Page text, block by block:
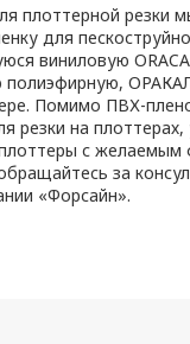
плоттерной резки
для
виниловую
полиэфирную,
Помимо ПВХ-
резки на
с желаемым
за
«Форсайн».